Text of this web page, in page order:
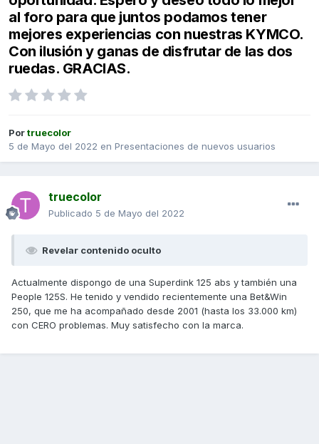
al foro para que juntos podamos tener
mejores experiencias con nuestras KYMCO.
Con ilusión y ganas de disfrutar de las dos
ruedas. GRACIAS.
Portruecolor
5 de Mayo del 2022 en Presentaciones de nuevos usuarios
truecolor
Publicado 5 de Mayo del 2022
Revelar contenido oculto
Actualmente dispongo de una Superdink 125 abs y también una
People 125S. He tenido y vendido recientemente una Bet&Win
250, que me ha acompañado desde 2001 (hasta los 33.000 km)
con CERO problemas. Muy satisfecho con la marca.